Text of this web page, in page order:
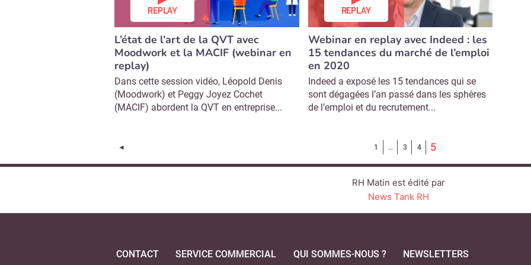
REPLAY
L’état de l’art de la QVT avec
Moodwork et la MACIF (webinar en
replay)
Dans cette session vidéo, Léopold Denis
(Moodwork) et Peggy Joyez Cochet
(MACIF) abordent la QVT en entreprise...
REPLAY
Webinar en replay avec Indeed : les
15 tendances du marché de l’emploi
en 2020
Indeed a exposé les 15 tendances qui se
sont dégagées l’an passé dans les sphères
de l’emploi et du recrutement...
◄ 1 … 3 4 5(Page courante)
RH Matin est édité par
News Tank RH
CONTACT SERVICE COMMERCIAL QUI SOMMES-NOUS ? NEWSLETTERS